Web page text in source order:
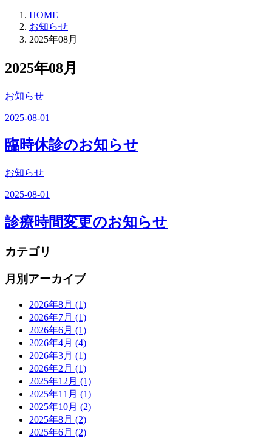
HOME
お知らせ
2025年08月
2025年08月
お知らせ
2025-08-01
臨時休診のお知らせ
お知らせ
2025-08-01
診療時間変更のお知らせ
カテゴリ
月別アーカイブ
2026年8月 (1)
2026年7月 (1)
2026年6月 (1)
2026年4月 (4)
2026年3月 (1)
2026年2月 (1)
2025年12月 (1)
2025年11月 (1)
2025年10月 (2)
2025年8月 (2)
2025年6月 (2)